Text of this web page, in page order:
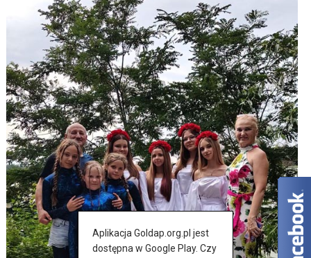
Aplikacja Goldap.org.pl jest
dostępna w Google Play. Czy